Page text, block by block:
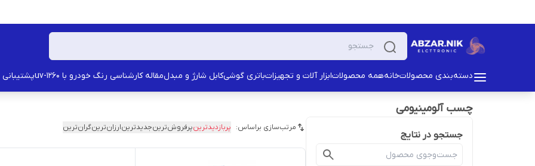
دسته‌بندی محصولاتخانههمه محصولاتابزار آلات و تجهیزاتباتری گوشیکابل شارژ و مبدلمقاله کارشناسی رنگ خودرو با uv-1260 پشتیبانی
چسب آلومینیومی
جستجو در نتایج
مرتب‌سازی براساس: پربازدیدترینپرفروش‌ترینجدیدترینارزان‌ترینگران‌ترین